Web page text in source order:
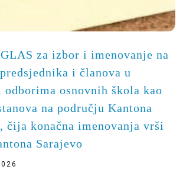
za izbor i imenovanje na
i članova u
odborima osnovnih škola kao
na području Kantona
čija konačna imenovanja vrši
Sarajevo